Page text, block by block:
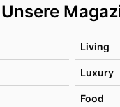
Unsere
Living
Luxury
Food